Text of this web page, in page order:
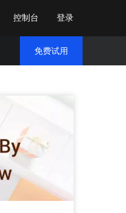
控制台 登录
免费试用